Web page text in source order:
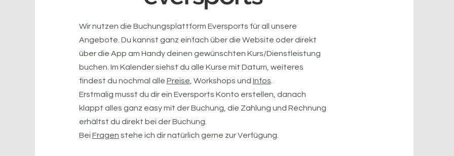
Wir nutzen die Buchungsplattform Eversports für all unsere
Angebote. Du kannst ganz einfach über die Website oder direkt
über die App am Handy deinen gewünschten Kurs/Dienstleistung
buchen. Im Kalender siehst du alle Kurse mit Datum, weiteres
findest du nochmal alle Preise , Workshops und Infos
Erstmalig musst du dir ein Eversports Konto erstellen, danach
klappt alles ganz easy mit der Buchung, die Zahlung und Rechnung
erhältst du direkt bei der Buchung.
Bei Fragen stehe ich dir natürlich gerne zur Verfügung.​